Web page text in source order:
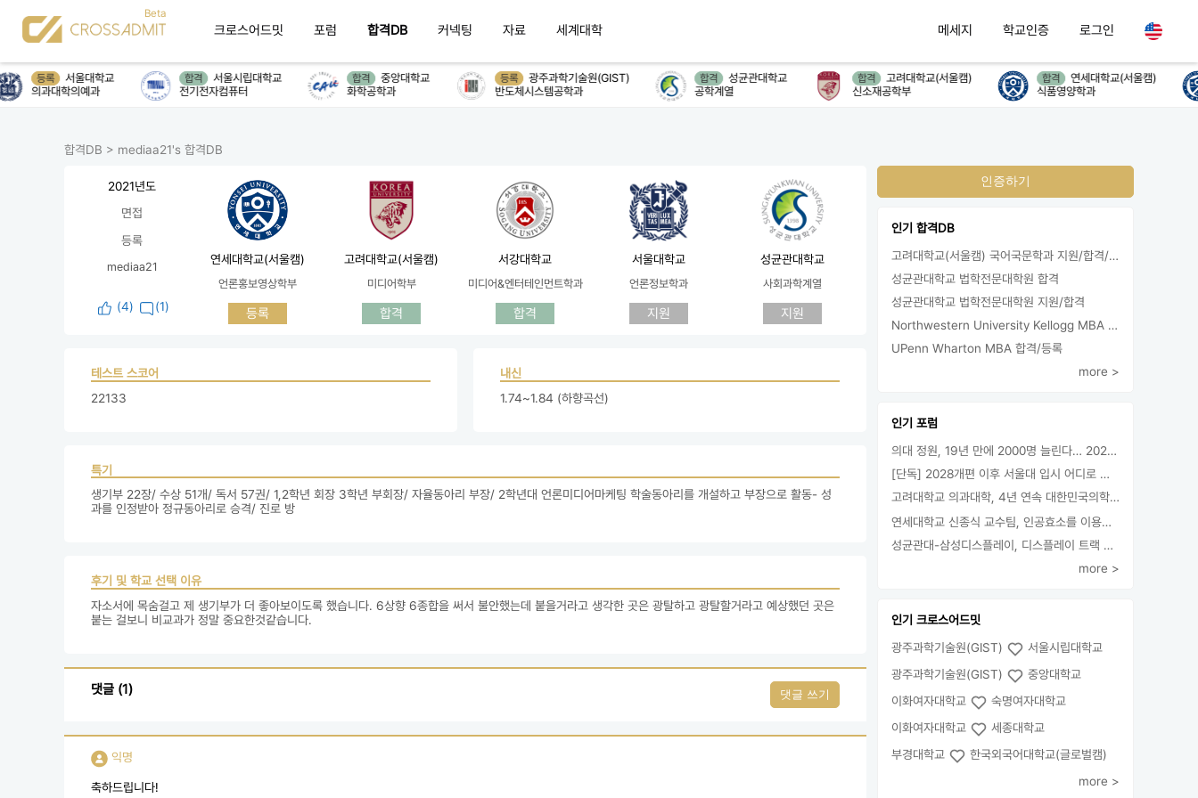
크로스어드밋 포럼 합격DB 커넥팅 자료 세계대학 메세지 학교인증 로그인
등록
서울대학교
의과대학의예과
합격
서울시립대학교
전기전자컴퓨터
합격
중앙대학교
화학공학과
등록
광주과학기술원(GIST)
반도체시스템공학과
합격
성균관대학교
공학계열
합격
고려대학교(서울캠)
신소재공학부
합격
연세대학교(서울캠)
식품영양학과
합격DB > mediaa21's 합격DB
2021년도
면접
등록
mediaa21
(4) (1)
연세대학교(서울캠)
언론홍보영상학부
등록
고려대학교(서울캠)
미디어학부
합격
서강대학교
미디어&엔터테인먼트학과
합격
서울대학교
언론정보학과
지원
성균관대학교
사회과학계열
지원
테스트 스코어
22133
내신
1.74~1.84 (하향곡선)
특기
생기부 22장/ 수상 51개/ 독서 57권/ 1,2학년 회장 3학년 부회장/ 자율동아리 부장/ 2학년대 언론미디어마케팅 학술동아리를 개설하고 부장으로 활동- 성
과를 인정받아 정규동아리로 승격/ 진로 방
후기 및 학교 선택 이유
자소서에 목숨걸고 제 생기부가 더 좋아보이도록 했습니다. 6상향 6종합을 써서 불안했는데 붙을거라고 생각한 곳은 광탈하고 광탈할거라고 예상했던 곳은
붙는 걸보니 비교과가 정말 중요한것같습니다.
댓글 (1) 댓글 쓰기
익명
축하드립니다!
인증하기
인기 합격DB
고려대학교(서울캠) 국어국문학과 지원/합격/등록
성균관대학교 법학전문대학원 합격
성균관대학교 법학전문대학원 지원/합격
Northwestern University Kellogg MBA 합격
UPenn Wharton MBA 합격/등록
more >
인기 포럼
의대 정원, 19년 만에 2000명 늘린다… 2025년 입시부터 적용
[단독] 2028개편 이후 서울대 입시 어디로 갈까.. ‘정시40% 폐지 추진’
고려대학교 의과대학, 4년 연속 대한민국의학한림원 정회원 최다 배출 外
연세대학교 신종식 교수팀, 인공효소를 이용한 아민의 키랄전환 세계 최초로 성공
성균관대-삼성디스플레이, 디스플레이 트랙 운영 협약 체결
more >
인기 크로스어드밋
광주과학기술원(GIST)
서울시립대학교
광주과학기술원(GIST)
중앙대학교
이화여자대학교
숙명여자대학교
이화여자대학교
세종대학교
부경대학교
한국외국어대학교(글로벌캠)
more >